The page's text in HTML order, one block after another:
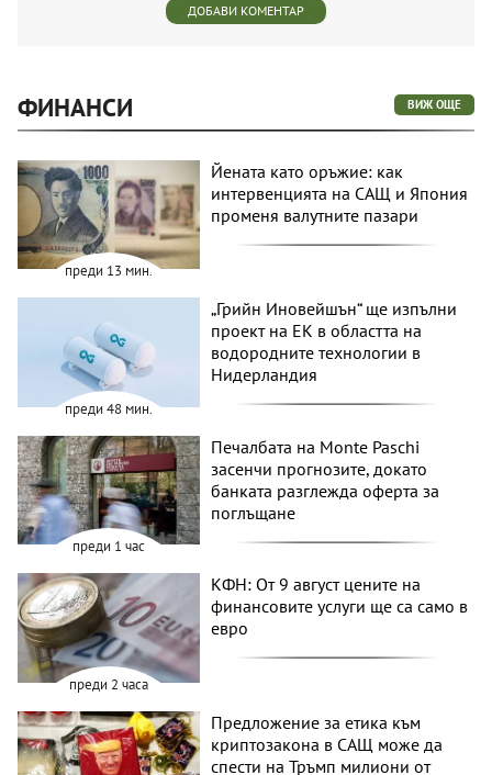
ДОБАВИ КОМЕНТАР
ФИНАНСИ ВИЖ ОЩЕ
преди 13 мин.
Йената като оръжие: как
интервенцията на САЩ и Япония
променя валутните пазари
преди 48 мин.
„Грийн Иновейшън“ ще изпълни
проект на ЕК в областта на
водородните технологии в
Нидерландия
преди 1 час
Печалбата на Monte Paschi
засенчи прогнозите, докато
банката разглежда оферта за
поглъщане
преди 2 часа
КФН: От 9 август цените на
финансовите услуги ще са само в
евро
Предложение за етика към
криптозакона в САЩ може да
спести на Тръмп милиони от